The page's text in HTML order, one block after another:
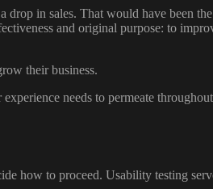
in sales. That would have been
and original purpose: to
their business.
needs to permeate
how to proceed. Usability testing